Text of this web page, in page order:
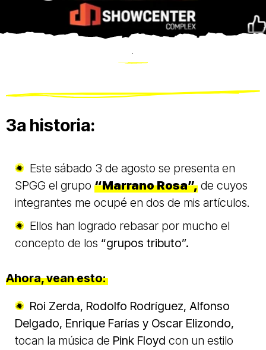
3a historia:
Este sábado 3 de agosto se presenta en
SPGG el grupo “Marrano Rosa”, de cuyos
integrantes me ocupé en dos de mis artículos.
Ellos han logrado rebasar por mucho el
concepto de los “grupos tributo”.
Ahora, vean esto:
Roi Zerda, Rodolfo Rodríguez, Alfonso
Delgado, Enrique Farías y Oscar Elizondo,
tocan la música de Pink Floyd con un estilo